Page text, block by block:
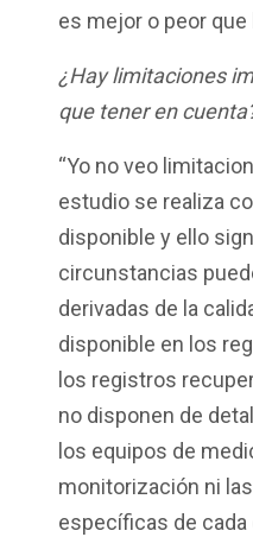
es mejor o peor que
¿Hay limitaciones
que tener en
“Yo no veo
estudio se realiza
disponible y ello
circunstancias
derivadas de la
disponible en los
los registros
no disponen de
los equipos de
monitorización ni
específicas de